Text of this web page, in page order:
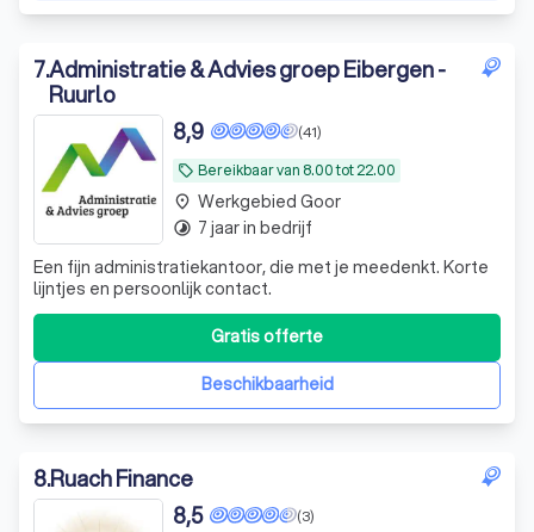
7.Administratie & Advies groep Eibergen -
Ruurlo
local_offer Bereikbaar van 8.00 tot 22.00
(41)
8,9
Een fijn administratiekantoor, die met je meedenkt. Korte
lijntjes en persoonlijk contact.
Beschikbaarheid
Gratis offerte
place Werkgebied Goor
timelapse 7 jaar in bedrijf
8.Ruach Finance
(3)
8,5